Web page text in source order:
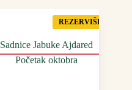
REZERVIŠI
Sadnice Jabuke Ajdared
Početak oktobra